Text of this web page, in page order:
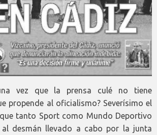
vez que la prensa culé no tiene
propende al oficialismo? Severísimo el
tanto Sport como Mundo Deportivo
al desmán llevado a cabo por la junta